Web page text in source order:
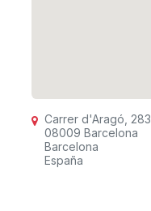
Carrer d'Aragó, 283
08009 Barcelona
Barcelona
España